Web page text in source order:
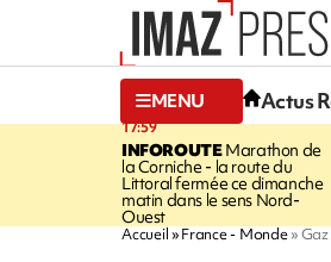
MENU Actus
17:59
INFOROUTEMarathon de
la Corniche - la route du
Littoral fermée ce dimanche
matin dans le sens Nord-
Ouest
Accueil France - Monde